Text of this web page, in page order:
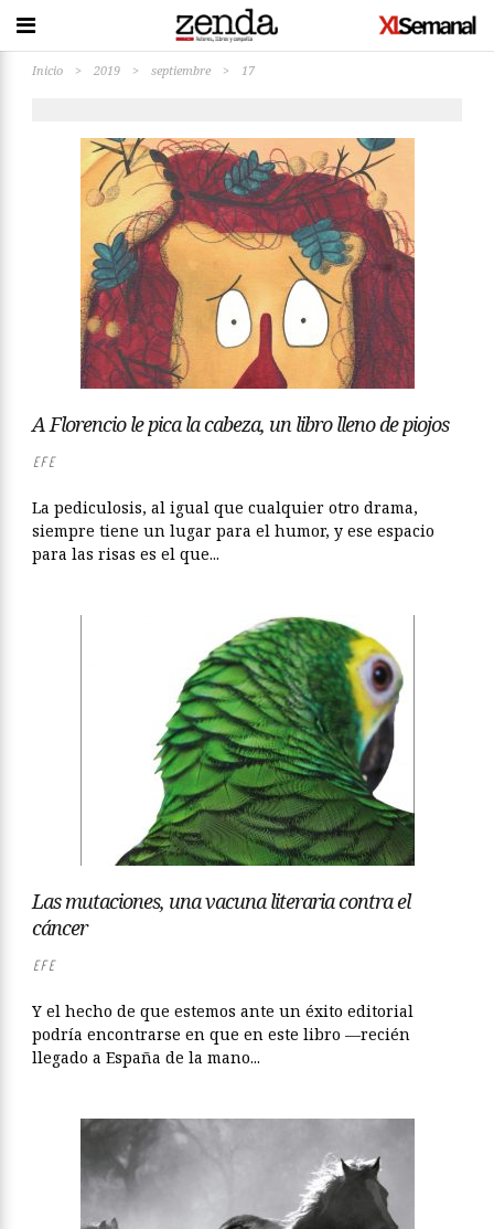
Inicio > 2019 > septiembre > 17
A Florencio le pica la cabeza, un libro lleno de piojos
EFE
La pediculosis, al igual que cualquier otro drama,
siempre tiene un lugar para el humor, y ese espacio
para las risas es el que...
Las mutaciones, una vacuna literaria contra el
cáncer
EFE
Y el hecho de que estemos ante un éxito editorial
podría encontrarse en que en este libro —recién
llegado a España de la mano...